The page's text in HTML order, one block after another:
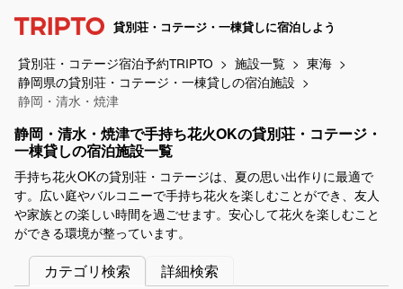
貸別荘・コテージ・一棟貸しに宿泊しよう
貸別荘・コテージ宿泊予約TRIPTO 施設一覧
東海
静岡県の貸別荘・コテージ・一棟貸しの宿泊施設
静岡・清水・焼津
静岡・清水・焼津で手持ち花火OKの貸別荘・コテージ・
一棟貸しの宿泊施設一覧
手持ち花火OKの貸別荘・コテージは、夏の思い出作りに最適で
す。広い庭やバルコニーで手持ち花火を楽しむことができ、友人
や家族との楽しい時間を過ごせます。安心して花火を楽しむこと
ができる環境が整っています。
カテゴリ検索
詳細検索